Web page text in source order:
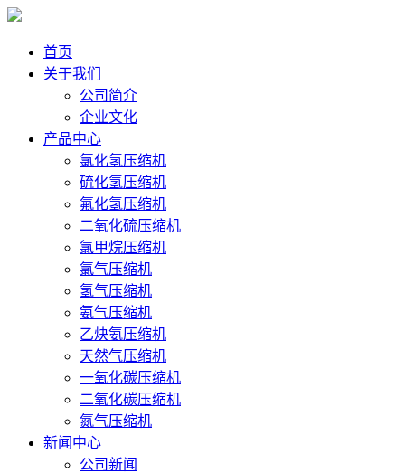
首页
关于我们
公司简介
企业文化
产品中心
氯化氢压缩机
硫化氢压缩机
氟化氢压缩机
二氧化硫压缩机
氯甲烷压缩机
氯气压缩机
氢气压缩机
氨气压缩机
乙炔氨压缩机
天然气压缩机
一氧化碳压缩机
二氧化碳压缩机
氮气压缩机
新闻中心
公司新闻